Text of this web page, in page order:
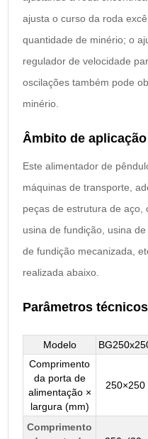
ajusta o curso da roda
quantidade de minério; o
regulador de velocidade
oscilações também pode
minério.
Âmbito de aplicação
Este alimentador de
máquinas de transporte,
peças de estrutura de aço,
usina de fundição, usina
de fundição mecanizada,
realizada abaixo.
Parâmetros técnicos
Modelo
Comprimento
da porta de
alimentação ×
largura (mm)
250×250
Comprimento